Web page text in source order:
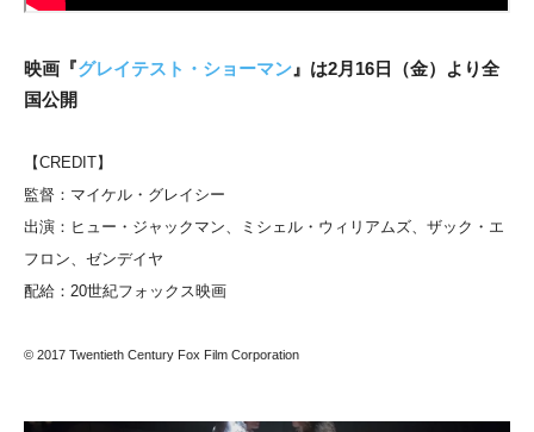
映画『グレイテスト・ショーマン 』は2月16日（金）より全
国公開
【CREDIT】
監督：マイケル・グレイシー
出演：ヒュー・ジャックマン、ミシェル・ウィリアムズ、ザック・エ
フロン、ゼンデイヤ
配給：20世紀フォックス映画
© 2017 Twentieth Century Fox Film Corporation